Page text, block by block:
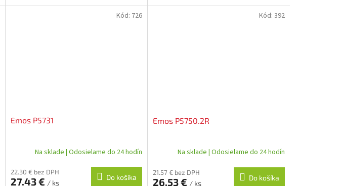
Emos P5731
Na sklade | Odosielame do 24 hodín
22.30 € bez DPH
27.43 € / ks
Do košíka
Kód: 726
Emos P5750.2R
Na sklade | Odosielame do 24 hodín
21.57 € bez DPH
26.53 € / ks
Do košíka
Kód: 392